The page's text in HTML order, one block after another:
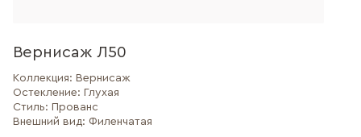
Вернисаж Л50
Коллекция: Вернисаж
Остекление: Глухая
Стиль: Прованс
Внешний вид: Филенчатая